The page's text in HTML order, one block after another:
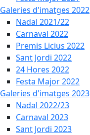
Galeries d'imatges 2022
Nadal 2021/22
Carnaval 2022
Premis Licius 2022
Sant Jordi 2022
24 Hores 2022
Festa Major 2022
Galeries d'imatges 2023
Nadal 2022/23
Carnaval 2023
Sant Jordi 2023